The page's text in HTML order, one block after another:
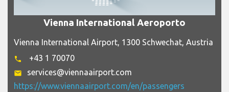
Vienna International Aeroporto
Vienna International Airport, 1300 Schwechat, Austria
phone +43 1 70070
email
services@viennaairport.com
https://www.viennaairport.com/en/passengers